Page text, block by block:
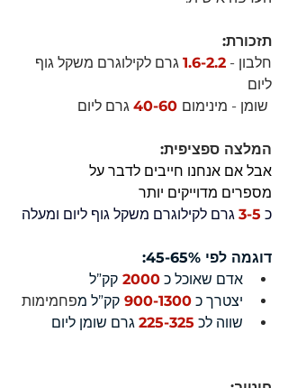
תזכורת:
חלבון - 1.6-2.2 גרם לקילוגרם משקל גוף
ליום
גרם ליום
המלצה ספציפית:
אבל אם אנחנו חייבים לדבר על
מספרים מדוייקים יותר
כ 3-5 גרם לקילוגרם משקל גוף ליום ומעלה
דוגמה לפי 45-65%:
אדם שאוכל כ 2000 קק”ל
יצטרך כ 900-1300 קק”ל מפחמימות
שווה לכ 225-325 גרם שומן ליום